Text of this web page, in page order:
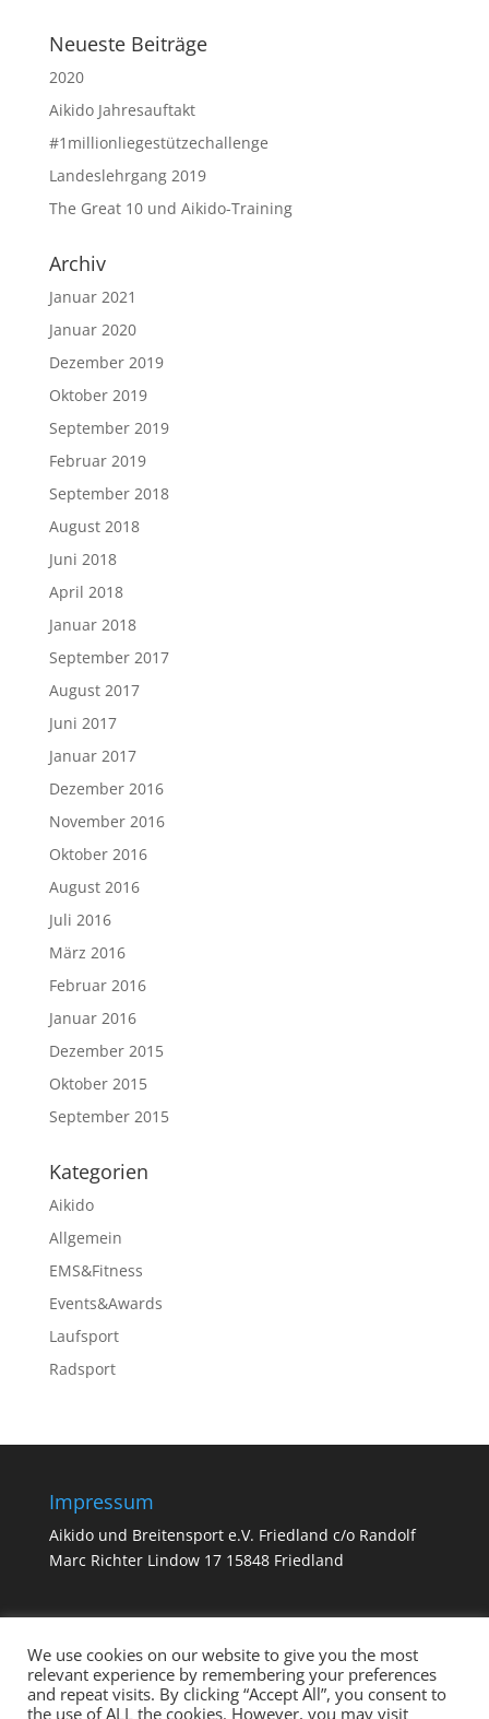
Neueste Beiträge
2020
Aikido Jahresauftakt
#1millionliegestützechallenge
Landeslehrgang 2019
The Great 10 und Aikido-Training
Archiv
Januar 2021
Januar 2020
Dezember 2019
Oktober 2019
September 2019
Februar 2019
September 2018
August 2018
Juni 2018
April 2018
Januar 2018
September 2017
August 2017
Juni 2017
Januar 2017
Dezember 2016
November 2016
Oktober 2016
August 2016
Juli 2016
März 2016
Februar 2016
Januar 2016
Dezember 2015
Oktober 2015
September 2015
Kategorien
Aikido
Allgemein
EMS&Fitness
Events&Awards
Laufsport
Radsport
Impressum
Aikido und Breitensport e.V. Friedland c/o Randolf
Marc Richter Lindow 17 15848 Friedland
Neueste Beiträge
2020
We use cookies on our website to give you the most
relevant experience by remembering your preferences
and repeat visits. By clicking “Accept All”, you consent to
the use of ALL the cookies. However, you may visit